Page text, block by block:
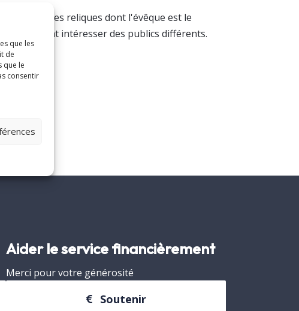
que les
de
que le
consentir
sur les reliques dont l'évêque est le
et peuvent intéresser des publics différents.
Aider le service financièrement
Merci pour votre générosité
Soutenir